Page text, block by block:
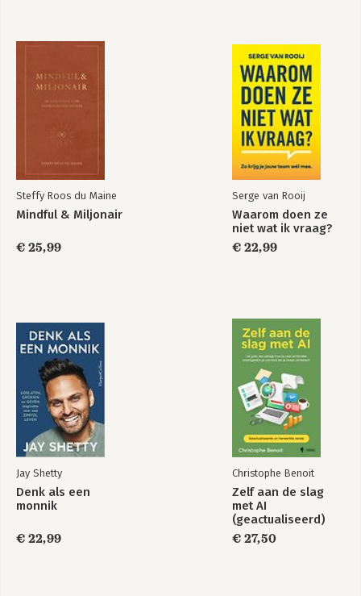
SKILL 5. DIALOOG
De vragenkoning(in)
Aanleiding voor een dialoog
Omgaan met bezwaren
SKILL 7. STORYTELLING
De kracht van verhalen
21 voorbeelden van story's in een verkoopgesprek
VERDER LEREN & BONUS
Steffy Roos du Maine
Mindful & Miljonair
€ 25,99
Serge van Rooij
Waarom doen ze
niet wat ik vraag?
€ 22,99
Jay Shetty
Denk als een
monnik
€ 22,99
Christophe Benoit
Zelf aan de slag
met AI
(geactualiseerd)
€ 27,50